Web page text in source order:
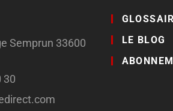
Semprun 33600
30
LE BLOG